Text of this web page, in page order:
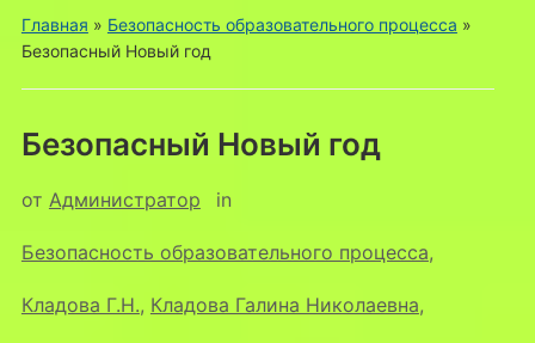
Главная » Безопасность образовательного процесса »
Безопасный Новый год
Безопасный Новый год
от Администратор in
Безопасность образовательного процесса,
Кладова Г.Н., Кладова Галина Николаевна,